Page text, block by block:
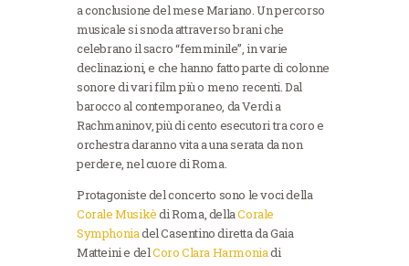
a conclusione del mese Mariano. Un percorso
musicale si snoda attraverso brani che
celebrano il sacro “femminile”, in varie
declinazioni, e che hanno fatto parte di colonne
sonore di vari film più o meno recenti. Dal
barocco al contemporaneo, da Verdi a
Rachmaninov, più di cento esecutori tra coro e
orchestra daranno vita a una serata da non
perdere, nel cuore di Roma.
Protagoniste del concerto sono le voci della
Corale Musikèdi Roma, dellaCorale
Symphoniadel Casentino diretta da Gaia
Matteini e delCoro Clara Harmoniadi